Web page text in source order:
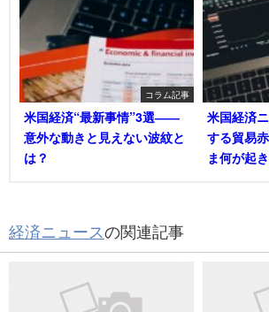
コラム記事
米国経済“最新事情”3選――
意外な動きと見えない波紋と
は？
米国経済
する貿易
ま何が起
経済ニュースの関連記事